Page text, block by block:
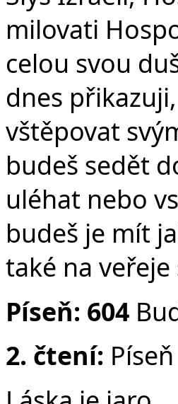
milovati
celou svou
dnes
vštěpovat
budeš sedět
uléhat nebo
budeš je mít
také na
Píseň: 604
2. čtení: